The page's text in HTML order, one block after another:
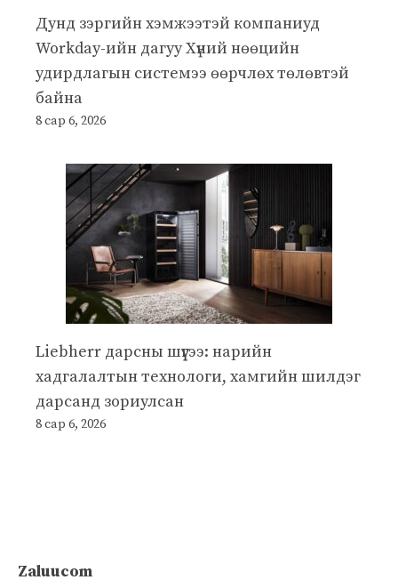
Дунд зэргийн хэмжээтэй компаниуд
Workday-ийн дагуу Хүний нөөцийн
удирдлагын системээ өөрчлөх төлөвтэй
байна
8 сар 6, 2026
Liebherr дарсны шүүгээ: нарийн
хадгалалтын технологи, хамгийн шилдэг
дарсанд зориулсан
8 сар 6, 2026
Zaluucom